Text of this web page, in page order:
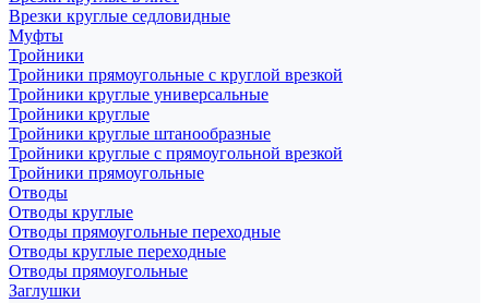
Врезки круглые седловидные
Муфты
Тройники
Тройники прямоугольные с круглой врезкой
Тройники круглые универсальные
Тройники круглые
Тройники круглые штанообразные
Тройники круглые с прямоугольной врезкой
Тройники прямоугольные
Отводы
Отводы круглые
Отводы прямоугольные переходные
Отводы круглые переходные
Отводы прямоугольные
Заглушки